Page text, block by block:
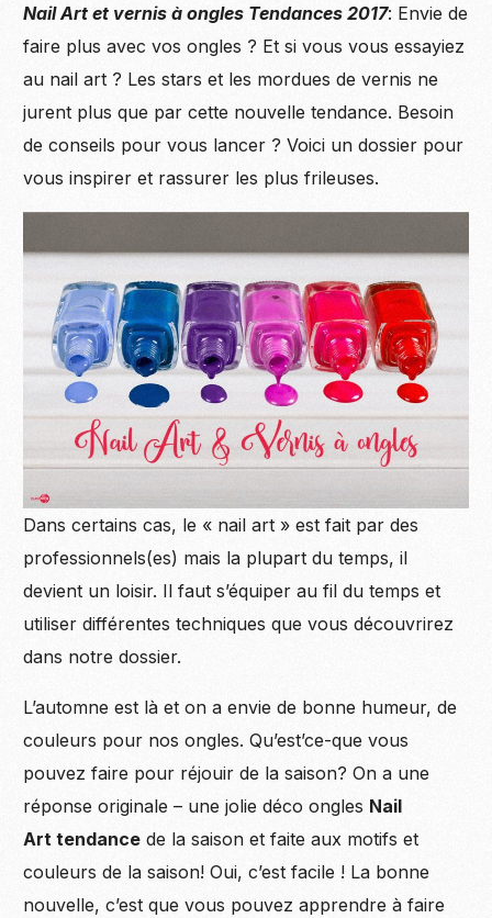
Nail Art et vernis à ongles Tendances 2017: Envie de
faire plus avec vos ongles ? Et si vous vous essayiez
au nail art ? Les stars et les mordues de vernis ne
jurent plus que par cette nouvelle tendance. Besoin
de conseils pour vous lancer ? Voici un dossier pour
vous inspirer et rassurer les plus frileuses.
Dans certains cas, le « nail art » est fait par des
professionnels(es) mais la plupart du temps, il
devient un loisir. Il faut s’équiper au fil du temps et
utiliser différentes techniques que vous découvrirez
dans notre dossier.
L’automne est là et on a envie de bonne humeur, de
couleurs pour nos ongles. Qu’est’ce-que vous
pouvez faire pour réjouir de la saison? On a une
réponse originale – une jolie déco ongles Nail
Art tendance de la saison et faite aux motifs et
couleurs de la saison! Oui, c’est facile ! La bonne
nouvelle, c’est que vous pouvez apprendre à faire